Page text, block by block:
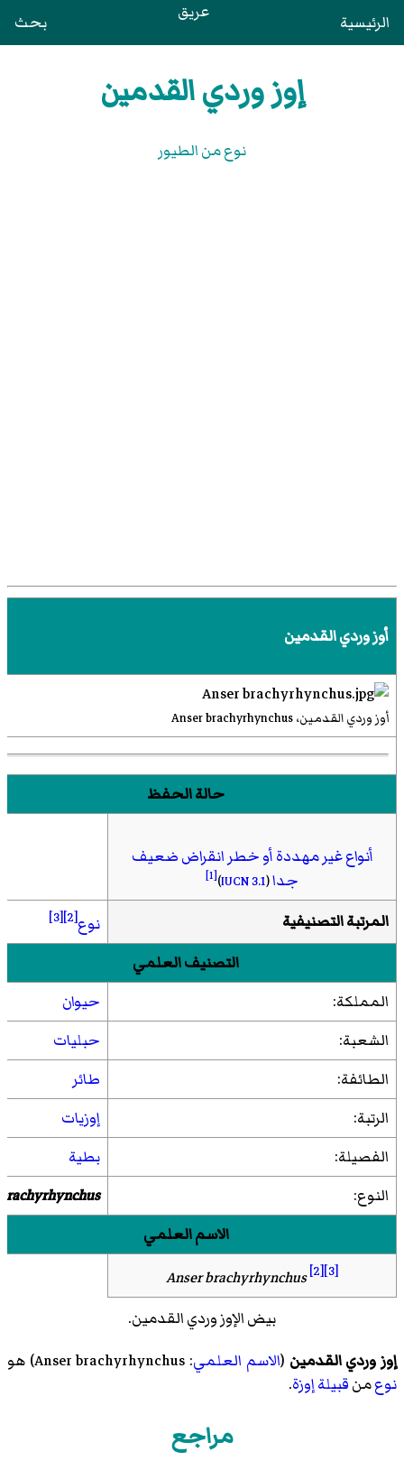
الرئيسية عريق بحث
إوز وردي القدمين
نوع من الطيور
أوز وردي القدمين
أوز وردي القدمين، Anser brachyrhynchus
حالة الحفظ
أنواع غير مهددة أو خطر انقراض ضعيف
جدا(
IUCN 3.1
)
[1]
المرتبة التصنيفية نوع[2]
[3]
التصنيف العلمي
المملكة:
حيوان
الشعبة:
حبليات
الطائفة:
طائر
الرتبة:
إوزيات
الفصيلة:
بطية
النوع:
الاسم العلمي
Anser brachyrhynchus[2][3]
بيض الإوز وردي القدمين.
إوز وردي القدمين (الاسم العلمي:
Anser brachyrhynchus) هو
نوعمنقبيلةإوزة.
مراجع